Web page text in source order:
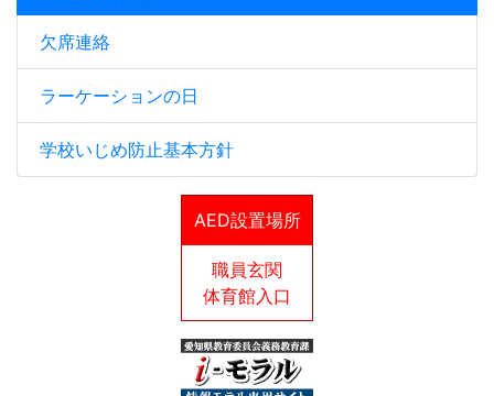
欠席連絡
ラーケーションの日
学校いじめ防止基本方針
AED設置場所
職員玄関
体育館入口